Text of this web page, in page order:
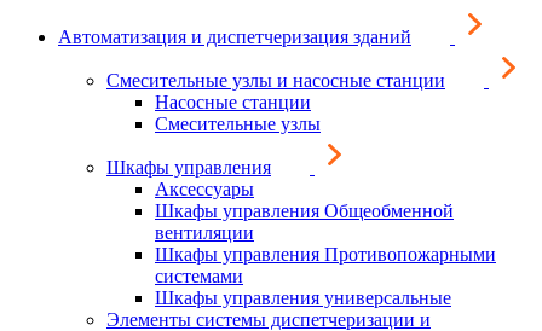
Автоматизация и диспетчеризация зданий
Смесительные узлы и насосные станции
Насосные станции
Смесительные узлы
Шкафы управления
Аксессуары
Шкафы управления Общеобменной
вентиляции
Шкафы управления Противопожарными
системами
Шкафы управления универсальные
Элементы системы диспетчеризации и